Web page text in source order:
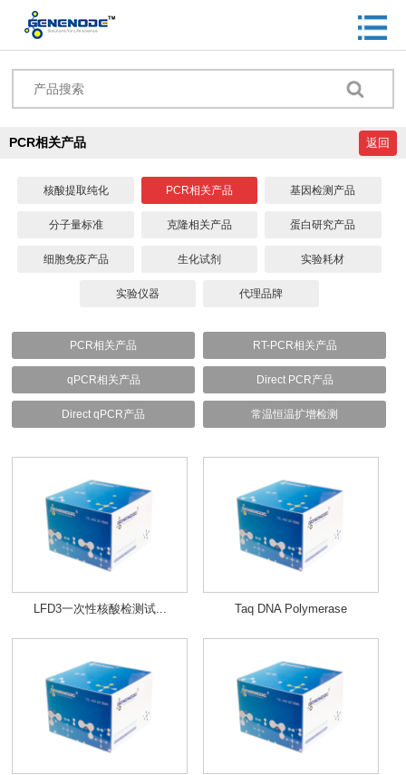
PCR相关产品 返回
核酸提取纯化 PCR相关产品 基因检测产品
分子量标准 克隆相关产品 蛋白研究产品
细胞免疫产品 生化试剂 实验耗材
实验仪器 代理品牌
PCR相关产品 RT-PCR相关产品
qPCR相关产品 Direct PCR产品
Direct qPCR产品 常温恒温扩增检测
LFD3一次性核酸检测试... Taq DNA Polymerase